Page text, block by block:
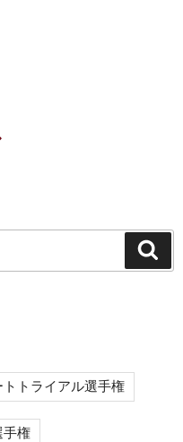
トライアル選手権
手権